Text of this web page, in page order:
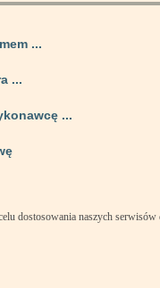
...
...
...
dostosowania naszych